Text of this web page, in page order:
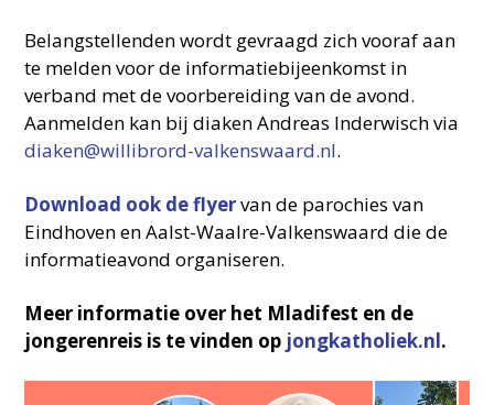
Belangstellenden wordt gevraagd zich vooraf aan
te melden voor de informatiebijeenkomst in
verband met de voorbereiding van de avond.
Aanmelden kan bij diaken Andreas Inderwisch via
diaken@willibrord-valkenswaard.nl.
Download ook de flyervan de parochies van
Eindhoven en Aalst-Waalre-Valkenswaard die de
informatieavond organiseren.
Meer informatie over het Mladifest en de
jongerenreis is te vinden op jongkatholiek.nl.